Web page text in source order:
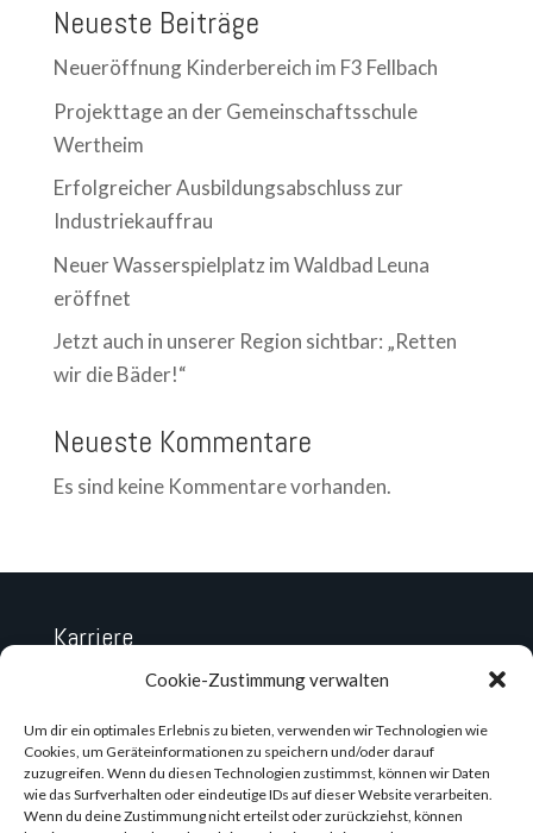
Cookie-Zustimmung verwalten
Um dir ein optimales Erlebnis zu bieten, verwenden wir Technologien wie
Cookies, um Geräteinformationen zu speichern und/oder darauf
zuzugreifen. Wenn du diesen Technologien zustimmst, können wir Daten
wie das Surfverhalten oder eindeutige IDs auf dieser Website verarbeiten.
Wenn du deine Zustimmung nicht erteilst oder zurückziehst, können
Neueste Beiträge
Neueröffnung Kinderbereich im F3 Fellbach
Projekttage an der Gemeinschaftsschule
Wertheim
Erfolgreicher Ausbildungsabschluss zur
Industriekauffrau
Neuer Wasserspielplatz im Waldbad Leuna
eröffnet
Jetzt auch in unserer Region sichtbar: „Retten
wir die Bäder!“
Neueste Kommentare
Es sind keine Kommentare vorhanden.
Karriere
Datenschutz